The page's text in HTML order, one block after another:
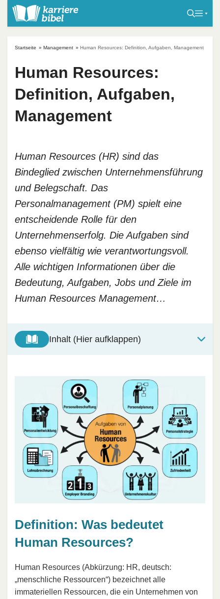
Startseite » Management » Human Resources: Definition, Aufgaben, Management
Human Resources:
Definition, Aufgaben,
Management
Human Resources (HR) sind das
Bindeglied zwischen Unternehmensführung
und Belegschaft. Das
Personalmanagement (PM) spielt eine
entscheidende Rolle für den
Unternehmenserfolg. Die Aufgaben sind
ebenso vielfältig wie verantwortungsvoll.
Alle wichtigen Informationen über die
Bedeutung, Aufgaben, Jobs und Ziele im
Human Resources Management…
Inhalt (Hier aufklappen)
Definition: Was bedeutet
Human Resources?
Human Resources (Abkürzung: HR, deutsch:
„menschliche Ressourcen“) bezeichnet alle
immateriellen Ressourcen, die ein Unternehmen von